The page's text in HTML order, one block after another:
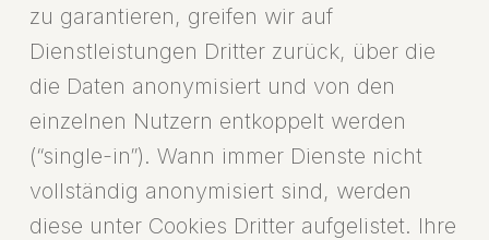
zu garantieren, greifen wir auf
Dienstleistungen Dritter zurück, über die
die Daten anonymisiert und von den
einzelnen Nutzern entkoppelt werden
(“single-in”). Wann immer Dienste nicht
vollständig anonymisiert sind, werden
diese unter Cookies Dritter aufgelistet. Ihre